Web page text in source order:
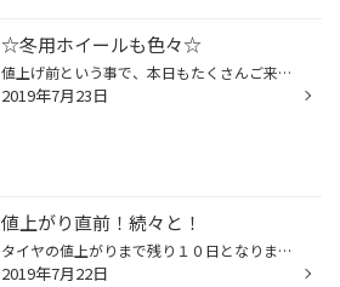
☆冬用ホイールも色々☆
値上げ前という事で、本日もたくさんご来店頂きありがとうございますm(__)m 新車を購入して、スタッドレスSETをお買い求めのお客様もたくさんいらっしゃいますね～ 当店は冬用ホイールもお選び頂けるよう出来る限り取り揃えております(*^-^*) さすがにサイズが色々あるのでお取り寄せになる場合もあ...
2019年7月23日
値上がり直前！続々と！
タイヤの値上がりまで残り１０日となりました(=ﾟωﾟ)ﾉ 倉庫もメインサイズを中心に日々入荷しております！ 皆さんお急ぎくださいね～ 在庫に無いサイズはお取り寄せになりますので今週中にご注文頂けなければ ７月中の入荷が間に合わなくなってしまいます(;・∀・) ご購入予定の方は、ぜひ今週中にご...
2019年7月22日